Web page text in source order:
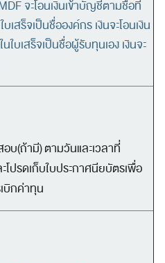
จะโอนเงินเข้าบัญชีตามชื่อที่
บเสร็จเป็นชื่อองค์กร เงินจะโอนเงิน
ในใบเสร็จเป็นชื่อผู้รับทุนเองเงินจะ
อบ(ถ้ามี)ตามวันและเวลาที่
ปรดเก็บใบประกาศนียบัตรเพื่อ
บิกค่าทุน